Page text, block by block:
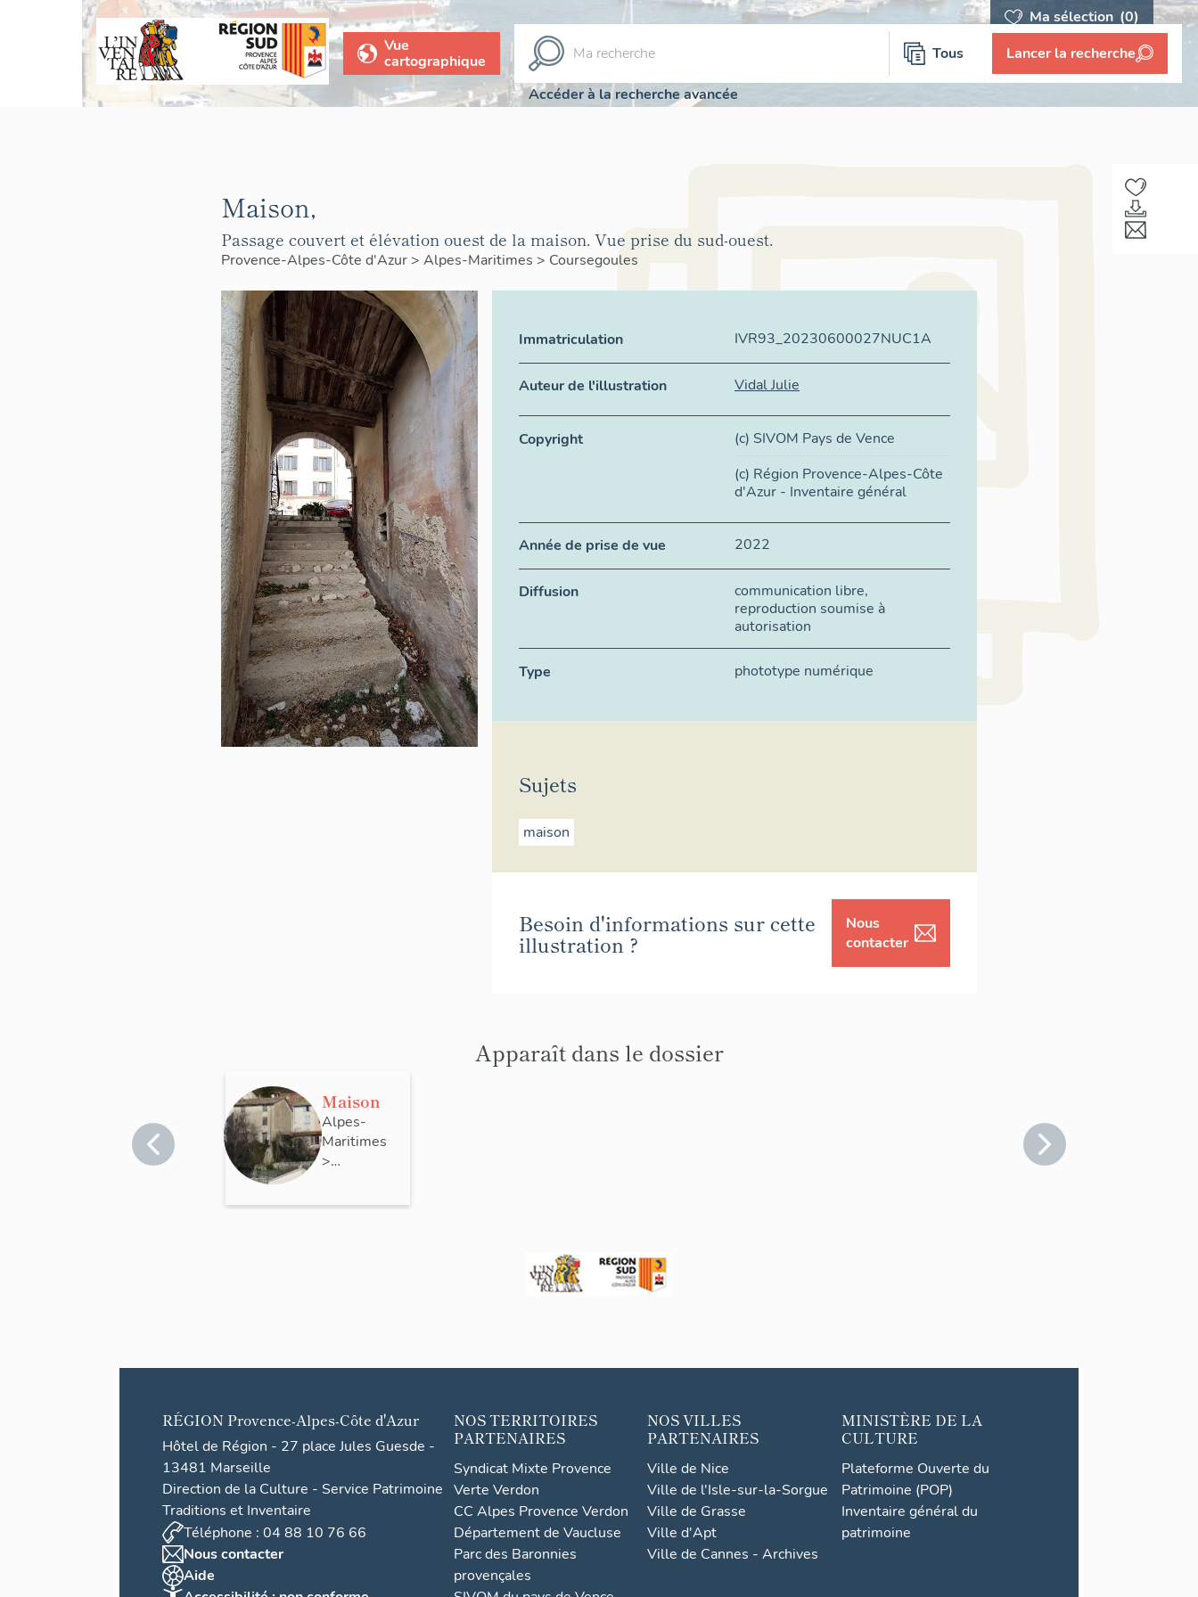
Ma sélection (0)
Vue
cartographique
Tous Lancer la recherche
Accéder à la recherche avancée
Maison,
Passage couvert et élévation ouest de la maison. Vue prise du sud-ouest.
Provence-Alpes-Côte d'Azur> Alpes-Maritimes > Coursegoules
Immatriculation IVR93_20230600027NUC1A
Auteur de l'illustration Vidal Julie
Copyright
(c) SIVOM Pays de Vence
(c) Région Provence-Alpes-Côte
d'Azur - Inventaire général
Année de prise de vue 2022
Diffusion
communication libre,
reproduction soumise à
autorisation
Type phototype numérique
Sujets
maison
Besoin d'informations sur cette
illustration ?
Nous
contacter
Apparaît dans le dossier
Maison
Alpes-
Maritimes
>
RÉGION Provence-Alpes-Côte d'Azur
Hôtel de Région - 27 place Jules Guesde -
13481 Marseille
Direction de la Culture - Service Patrimoine
Traditions et Inventaire
Téléphone : 04 88 10 76 66
Nous contacter
Aide
NOS TERRITOIRES
PARTENAIRES
Syndicat Mixte Provence
Verte Verdon
CC Alpes Provence Verdon
Département de Vaucluse
Parc des Baronnies
provençales
NOS VILLES
PARTENAIRES
Ville de Nice
Ville de l'Isle-sur-la-Sorgue
Ville de Grasse
Ville d'Apt
Ville de Cannes - Archives
MINISTÈRE DE LA
CULTURE
Plateforme Ouverte du
Patrimoine (POP)
Inventaire général du
patrimoine